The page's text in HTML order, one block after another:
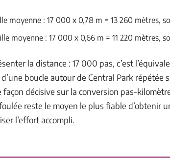
moyenne : 17 000 x 0,78 m = 13 260 mètres,
moyenne : 17 000 x 0,66 m = 11 220 mètres,
la distance : 17 000 pas, c’est
boucle autour de Central Park répétée
décisive sur la conversion pas-
reste le moyen le plus fiable d’obtenir
l’effort accompli.